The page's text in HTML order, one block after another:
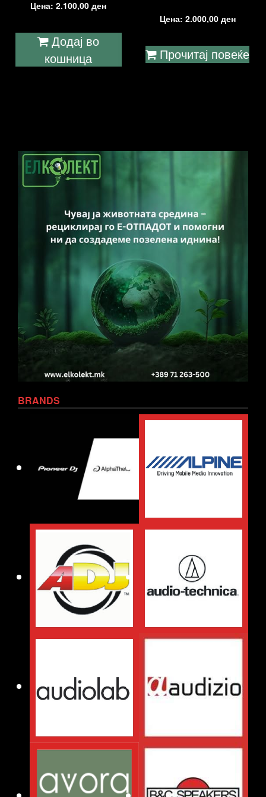
Цена:2.100,00ден
Додај во
кошница
Цена: 2.000,00 ден
Прочитај повеќе
BRANDS